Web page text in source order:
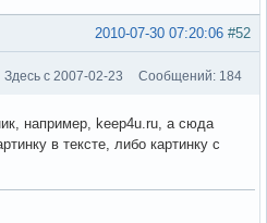
#52
2010-07-30 07:20:06
Здесь с 2007-02-23 Сообщений: 184
например, keep4u.ru, а сюда
в тексте, либо картинку с